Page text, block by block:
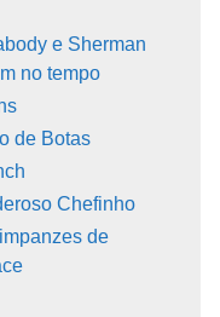
e Sherman
no tempo
de Botas
Chefinho
de